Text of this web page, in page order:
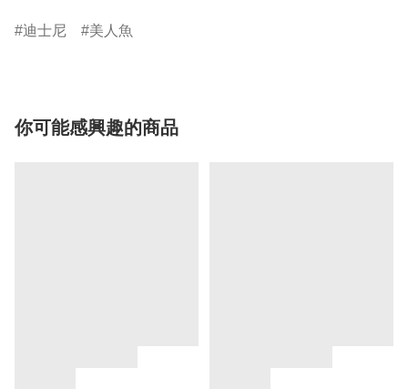
迪士尼 美人魚
你可能感興趣的商品